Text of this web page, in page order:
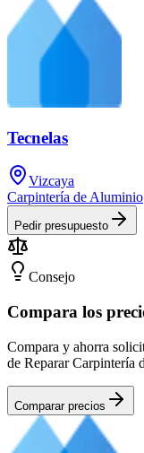
Tecnelas
Vizcaya
Carpintería de Aluminio
Pedir presupuesto
Consejo
Compara los
Compara y ahorra
de Reparar Carpintería
Comparar precios